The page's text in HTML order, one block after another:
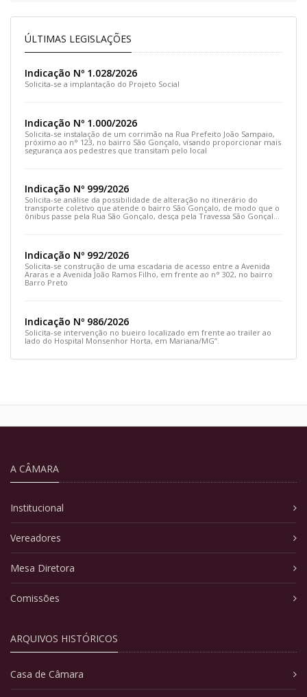
ÚLTIMAS LEGISLAÇÕES
Indicação Nº 1.028/2026
Solicita-se a implantação do Projeto Social
Indicação Nº 1.000/2026
Solicita-se instalação de um corrimão na Rua Prefeito João Sampaio,
próximo ao n° 123, no bairro São Gonçalo, visando proporcionar mais
segurança aos pedestres que transitam pelo local
Indicação Nº 999/2026
Solicita-se análise da possibilidade de alteração no itinerário do
transporte coletivo que atende o bairro São Gonçalo, de modo que o
ônibus passe pela Rua São Gonçalo, desça pela Travessa São Gonçalo
Indicação Nº 992/2026
Solicita-se construção de uma escadaria de acesso entre a Avenida
Araras e a Avenida João Ramos Filho, em frente ao n° 302, no bairro
Barro Preto
Indicação Nº 986/2026
Solicita-se intervenção no bueiro localizado em frente ao trailer ao
lado do Hospital Monsenhor Horta, em Mariana/MG”.
A CÂMARA
Institucional
Vereadores
Mesa Diretora
Comissões
ARQUIVOS HISTÓRICOS
Casa de Câmara